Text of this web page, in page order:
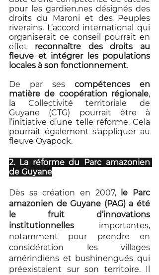
pour les gardien.nes désignés des
droits du Maroni et des Peuples
riverains. L’accord international qui
organiserait ce conseil pourrait en
effet reconnaître des droits au
fleuve et intégrer les populations
locales à son fonctionnement.
De par ses compétences en
matière de coopération régionale,
la Collectivité territoriale de
Guyane (CTG) pourrait être à
l’initiative d’une telle réforme. Cela
pourrait également s'appliquer au
fleuve Oyapock.
2. La réforme du Parc amazonien
de Guyane
Dès sa création en 2007,
le Parc
amazonien de Guyane (PAG) a été
le fruit d’innovations
institutionnelles importantes,
notamment pour prendre en
considération les villages
amérindiens et bushinengués qui
préexistaient sur son territoire. Il